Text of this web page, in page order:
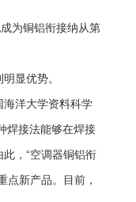
为铜铝衔接纳从第
显优势。
海洋大学资料科学
焊接法能够在焊接
，“空调器铜铝衔
点新产品。目前，